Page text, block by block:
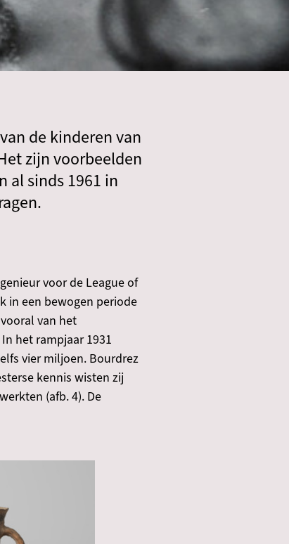
de kinderen van
zijn voorbeelden
al sinds 1961 in
voor de League of
in een bewogen periode
van het
het rampjaar 1931
vier miljoen. Bourdrez
kennis wisten zij
(afb. 4). De